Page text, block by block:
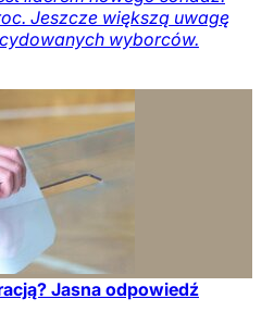
Jeszcze większą uwagę
wyborców.
Jasna odpowiedź